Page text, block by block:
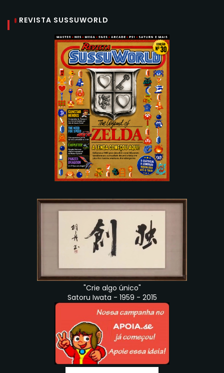
REVISTA SUSSUWORLD
"Crie algo único"
Satoru Iwata - 1959 - 2015